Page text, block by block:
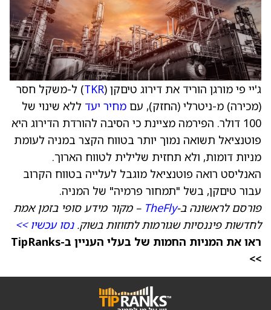
ג'יי פי מורגן הוריד את דירוג טיםקן (TKR) ל-משקל חסר
(מכירה) מ-ניטרלי (החזק), עם מחיר יעד ללא שינוי של
100 דולר. הפירמה מציינת כי הסיבה להורדת הדירוג היא
פוטנציאל תשואה נמוך יותר בטווח הקצר במניה לעומת
מניות דומות, ולא תחזית שלילית לטווח הארוך.
האנליסט רואה פוטנציאל מוגבל לעלייה בטווח הקרוב
עבור טיםקן, בשל "תמחור פרמיה" של המניה.
פורסם לראשונה ב-TheFly – מקור מידע סופי בזמן אמת
לחדשות פיננסיות שגורמות לתזוזות בשוק.נסו עכשיו >>
ראו את המניות החמות של בעלי העניין ב-TipRanks
>>